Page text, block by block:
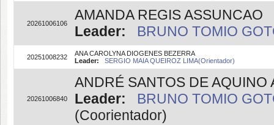
20261006106
AMANDA REGIS ASSUNCAO
Leader:
BRUNO TOMIO
20251008232
ANA CAROLYNA DIOGENES BEZERRA
Leader:
SERGIO MAIA QUEIROZ LIMA(Orientador)
20261006840
ANDRÉ SANTOS DE AQUINO
Leader:
BRUNO TOMIO
(Coorientador)